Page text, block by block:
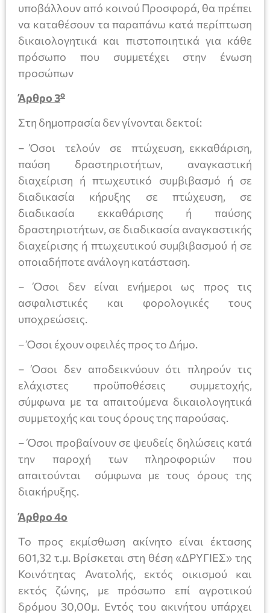
υποβάλλουν από κοινού Προσφορά, θα πρέπει
να καταθέσουν τα παραπάνω κατά περίπτωση
δικαιολογητικά και πιστοποιητικά για κάθε
πρόσωπο που συμμετέχει στην ένωση
προσώπων
Άρθρο 3ο
Στη δημοπρασία δεν γίνονται δεκτοί:
– Όσοι τελούν σε πτώχευση, εκκαθάριση,
παύση δραστηριοτήτων, αναγκαστική
διαχείριση ή πτωχευτικό συμβιβασμό ή σε
διαδικασία κήρυξης σε πτώχευση, σε
διαδικασία εκκαθάρισης ή παύσης
δραστηριοτήτων, σε διαδικασία αναγκαστικής
διαχείρισης ή πτωχευτικού συμβιβασμού ή σε
οποιαδήποτε ανάλογη κατάσταση.
– Όσοι δεν είναι ενήμεροι ως προς τις
ασφαλιστικές και φορολογικές τους
υποχρεώσεις.
– Όσοι έχουν οφειλές προς το Δήμο.
– Όσοι δεν αποδεικνύουν ότι πληρούν τις
ελάχιστες προϋποθέσεις συμμετοχής,
σύμφωνα με τα απαιτούμενα δικαιολογητικά
συμμετοχής και τους όρους της παρούσας.
– Όσοι προβαίνουν σε ψευδείς δηλώσεις κατά
την παροχή των πληροφοριών που
απαιτούνται σύμφωνα με τους όρους της
διακήρυξης.
Άρθρο 4ο
Το προς εκμίσθωση ακίνητο είναι έκτασης
601,32 τ.μ. Βρίσκεται στη θέση «ΔΡΥΓΙΕΣ» της
Κοινότητας Ανατολής, εκτός οικισμού και
εκτός ζώνης, με πρόσωπο επί αγροτικού
δρόμου 30,00μ. Εντός του ακινήτου υπάρχει